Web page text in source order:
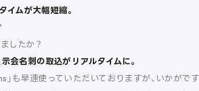
ムが大幅短縮。
したか？
名刺の取込がリアルタイムに。
も早速使っていただいておりますが、いかがです